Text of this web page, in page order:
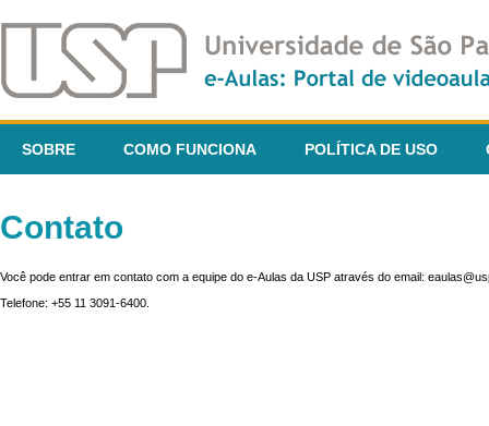
SOBRE COMO FUNCIONA POLÍTICA DE USO
Contato
Você pode entrar em contato com a equipe do e-Aulas da USP através do email:
Telefone: +55 11 3091-6400.